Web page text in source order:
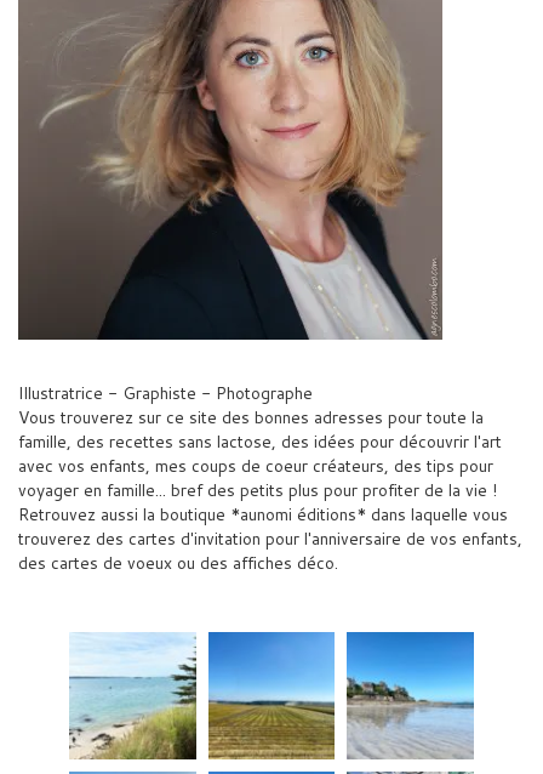
Illustratrice - Graphiste - Photographe
Vous trouverez sur ce site des bonnes adresses pour toute la
famille, des recettes sans lactose, des idées pour découvrir l'art
avec vos enfants, mes coups de coeur créateurs, des tips pour
voyager en famille... bref des petits plus pour profiter de la vie !
Retrouvez aussi la boutique *aunomi éditions* dans laquelle vous
trouverez des cartes d'invitation pour l'anniversaire de vos enfants,
des cartes de voeux ou des affiches déco.